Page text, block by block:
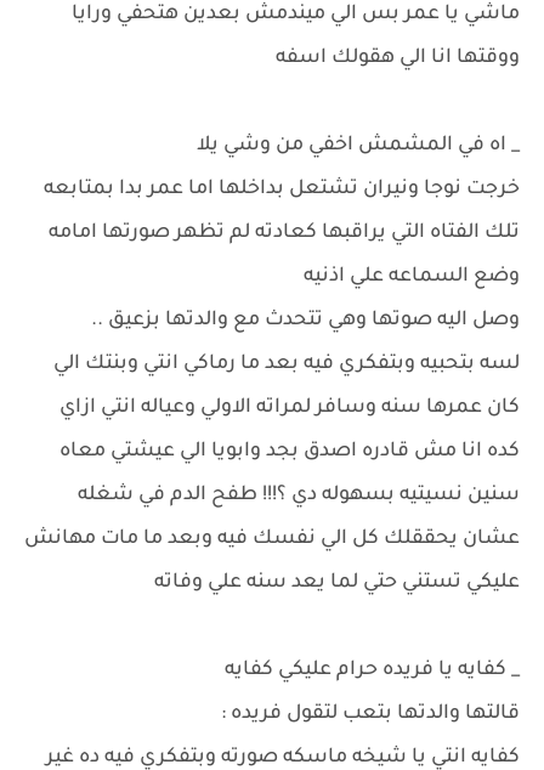
ماشي يا عمر بس الي ميندمش بعدين هتحفي ورايا
ووقتها انا الي هقولك اسفه
_ اه في المشمش اخفي من وشي يلا
خرجت نوجا ونيران تشتعل بداخلها اما عمر بدا بمتابعه
تلك الفتاه التي يراقبها كعادته لم تظهر صورتها امامه
وضع السماعه علي اذنيه
وصل اليه صوتها وهي تتحدث مع والدتها بزعيق ..
لسه بتحبيه وبتفكري فيه بعد ما رماكي انتي وبنتك الي
كان عمرها سنه وسافر لمراته الاولي وعياله انتي ازاي
كده انا مش قادره اصدق بجد وابويا الي عيشتي معاه
سنين نسيتيه بسهوله دي ؟!!! طفح الدم في شغله
عشان يحققلك كل الي نفسك فيه وبعد ما مات مهانش
عليكي تستني حتي لما يعد سنه علي وفاته
_ كفايه يا فريده حرام عليكي كفايه
قالتها والدتها بتعب لتقول فريده :
كفايه انتي يا شيخه ماسكه صورته وبتفكري فيه ده غير